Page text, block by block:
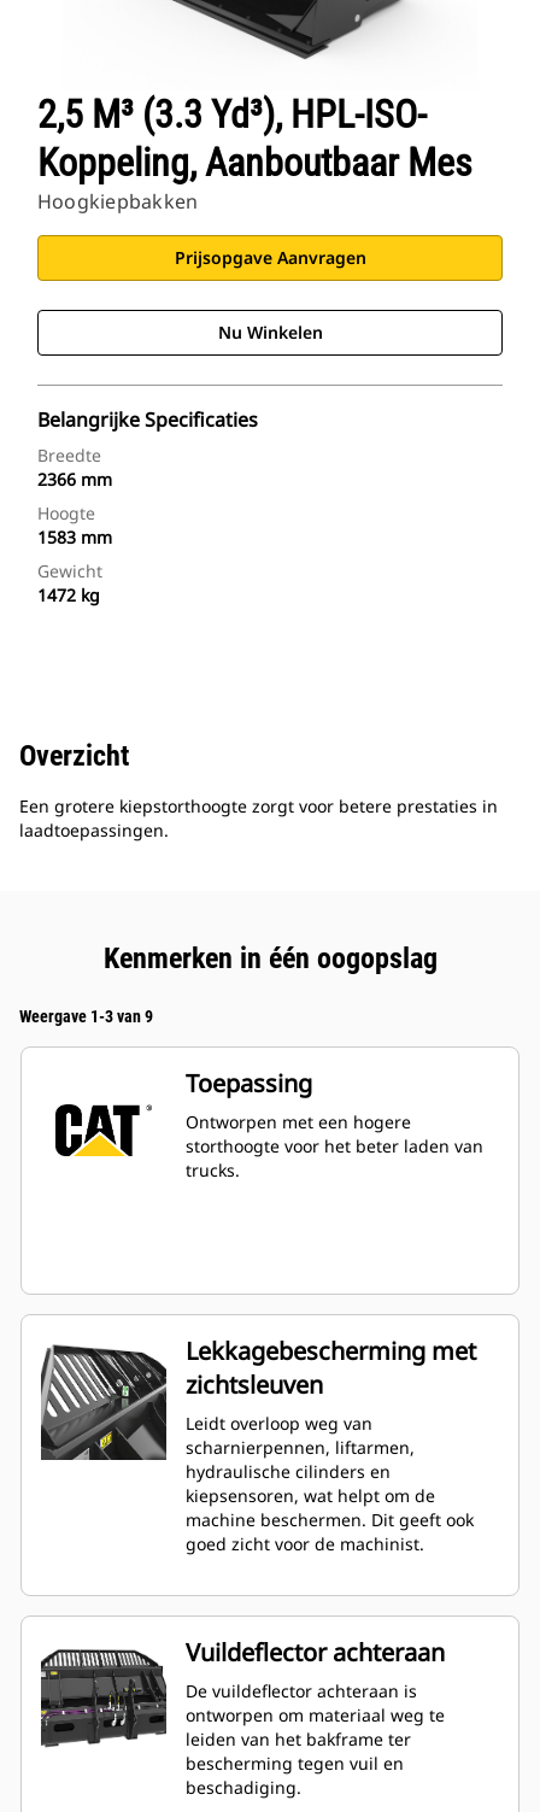
2,5 M³ (3.3 Yd³), HPL-ISO-
Koppeling, Aanboutbaar Mes
Hoogkiepbakken
Prijsopgave Aanvragen
Nu Winkelen
Belangrijke Specificaties
Breedte
2366 mm
Hoogte
1583 mm
Gewicht
1472 kg
Overzicht
Een grotere kiepstorthoogte zorgt voor betere prestaties in
laadtoepassingen.
Kenmerken in één oogopslag
Weergave 1-3 van 9
Toepassing
Ontworpen met een hogere
storthoogte voor het beter laden van
trucks.
Lekkagebescherming met
zichtsleuven
Leidt overloop weg van
scharnierpennen, liftarmen,
hydraulische cilinders en
kiepsensoren, wat helpt om de
machine beschermen. Dit geeft ook
goed zicht voor de machinist.
Vuildeflector achteraan
De vuildeflector achteraan is
ontworpen om materiaal weg te
leiden van het bakframe ter
bescherming tegen vuil en
beschadiging.